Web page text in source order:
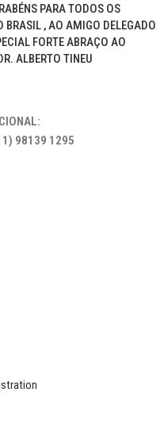
PARA TODOS OS
BRASIL , AO AMIGO DELEGADO
FORTE ABRAÇO AO
ALBERTO TINEU
98139 1295